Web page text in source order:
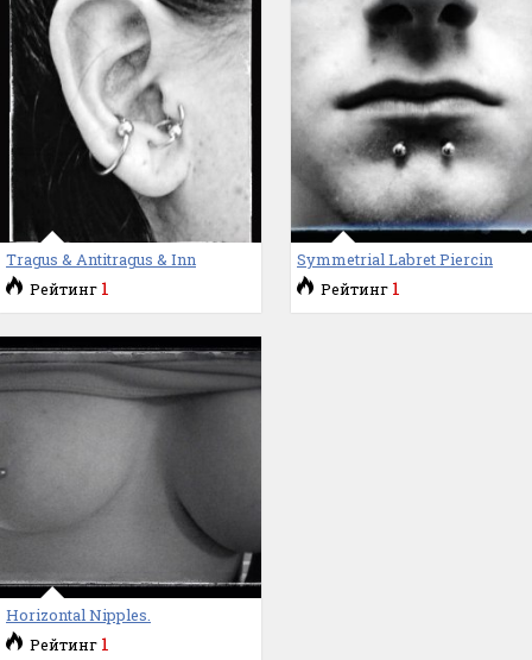
Tragus & Antitragus & Inn
Рейтинг 1
Symmetrial Labret Piercin
Рейтинг 1
Horizontal Nipples.
Рейтинг 1